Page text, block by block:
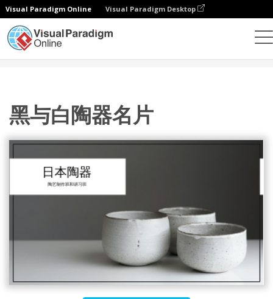
Visual Paradigm Online Visual Paradigm Desktop
黑与白陶器名片